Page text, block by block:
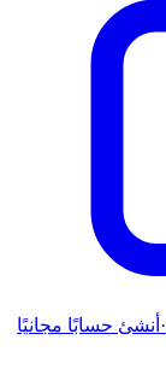
· أنشئ حسابًا مجانيًا